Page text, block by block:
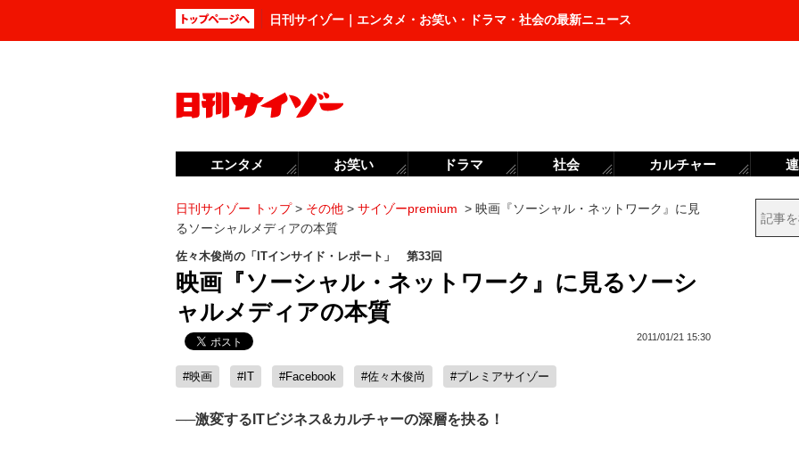
日刊サイゾー｜エンタメ・お笑い・ドラマ・社会の最新ニュース
日刊サイゾー トップ> その他 > サイゾーpremium > 映画『ソーシャル・ネットワーク』に見
るソーシャルメディアの本質
佐々木俊尚の「ITインサイド・レポート」 第33回
映画『ソーシャル・ネットワーク』に見るソーシ
ャルメディアの本質
2011/01/21 15:30
#映画 #IT #Facebook #佐々木俊尚 #プレミアサイゾー
──激変するITビジネス&カルチャーの深層を抉る！
エンタメ お笑い ドラマ 社会 カルチャー